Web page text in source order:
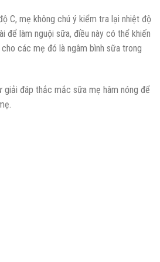
C, mẹ không chú ý kiểm tra lại nhiệt độ
để làm nguội sữa, điều này có thể khiến
các mẹ đó là ngâm bình sữa trong
giải đáp thắc mắc sữa mẹ hâm nóng để